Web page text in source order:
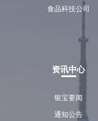
食品科技公司
资讯中心
银宝要闻
通知公告